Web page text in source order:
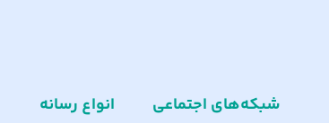
انواع رسانه شبکه‌های اجت​ماعی